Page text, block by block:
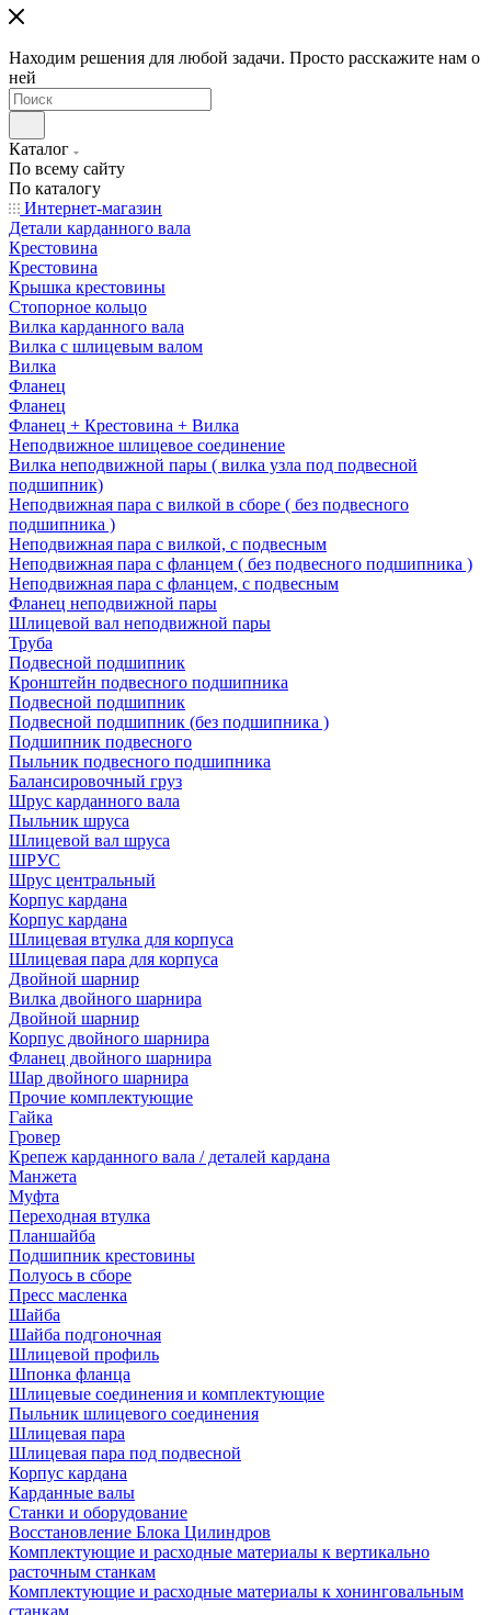
Находим решения для любой задачи. Просто расскажите нам о
ней
Каталог
По всему сайту
По каталогу
Интернет-магазин
Детали карданного вала
Крестовина
Крестовина
Крышка крестовины
Стопорное кольцо
Вилка карданного вала
Вилка с шлицевым валом
Вилка
Фланец
Фланец
Фланец + Крестовина + Вилка
Неподвижное шлицевое соединение
Вилка неподвижной пары ( вилка узла под подвесной
подшипник)
Неподвижная пара с вилкой в сборе ( без подвесного
подшипника )
Неподвижная пара с вилкой, с подвесным
Неподвижная пара с фланцем ( без подвесного подшипника )
Неподвижная пара с фланцем, с подвесным
Фланец неподвижной пары
Шлицевой вал неподвижной пары
Труба
Подвесной подшипник
Кронштейн подвесного подшипника
Подвесной подшипник
Подвесной подшипник (без подшипника )
Подшипник подвесного
Пыльник подвесного подшипника
Балансировочный груз
Шрус карданного вала
Пыльник шруса
Шлицевой вал шруса
ШРУС
Шрус центральный
Корпус кардана
Корпус кардана
Шлицевая втулка для корпуса
Шлицевая пара для корпуса
Двойной шарнир
Вилка двойного шарнира
Двойной шарнир
Корпус двойного шарнира
Фланец двойного шарнира
Шар двойного шарнира
Прочие комплектующие
Гайка
Гровер
Крепеж карданного вала / деталей кардана
Манжета
Муфта
Переходная втулка
Планшайба
Подшипник крестовины
Полуось в сборе
Пресс масленка
Шайба
Шайба подгоночная
Шлицевой профиль
Шпонка фланца
Шлицевые соединения и комплектующие
Пыльник шлицевого соединения
Шлицевая пара
Шлицевая пара под подвесной
Корпус кардана
Карданные валы
Станки и оборудование
Восстановление Блока Цилиндров
Комплектующие и расходные материалы к вертикально
расточным станкам
Комплектующие и расходные материалы к хонинговальным
станкам